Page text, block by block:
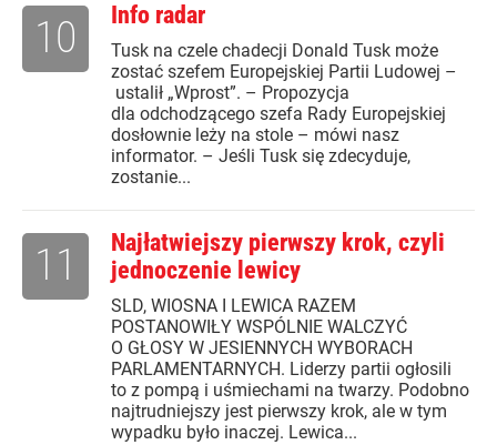
Info radar
Tusk na czele chadecji Donald Tusk może
zostać szefem Europejskiej Partii Ludowej –
ustalił „Wprost”. – Propozycja
dla odchodzącego szefa Rady Europejskiej
dosłownie leży na stole – mówi nasz
informator. – Jeśli Tusk się zdecyduje,
zostanie...
10
Najłatwiejszy pierwszy krok, czyli
jednoczenie lewicy
SLD, WIOSNA I LEWICA RAZEM
POSTANOWIŁY WSPÓLNIE WALCZYĆ
O GŁOSY W JESIENNYCH WYBORACH
PARLAMENTARNYCH. Liderzy partii ogłosili
to z pompą i uśmiechami na twarzy. Podobno
najtrudniejszy jest pierwszy krok, ale w tym
wypadku było inaczej. Lewica...
11